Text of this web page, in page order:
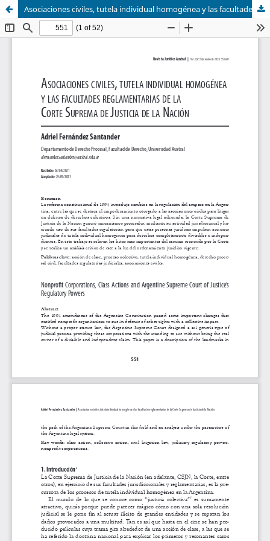
Asociaciones civiles, tutela individual homogénea y las facultades reglamentarias de la Corte Suprema de Justicia de la Nación